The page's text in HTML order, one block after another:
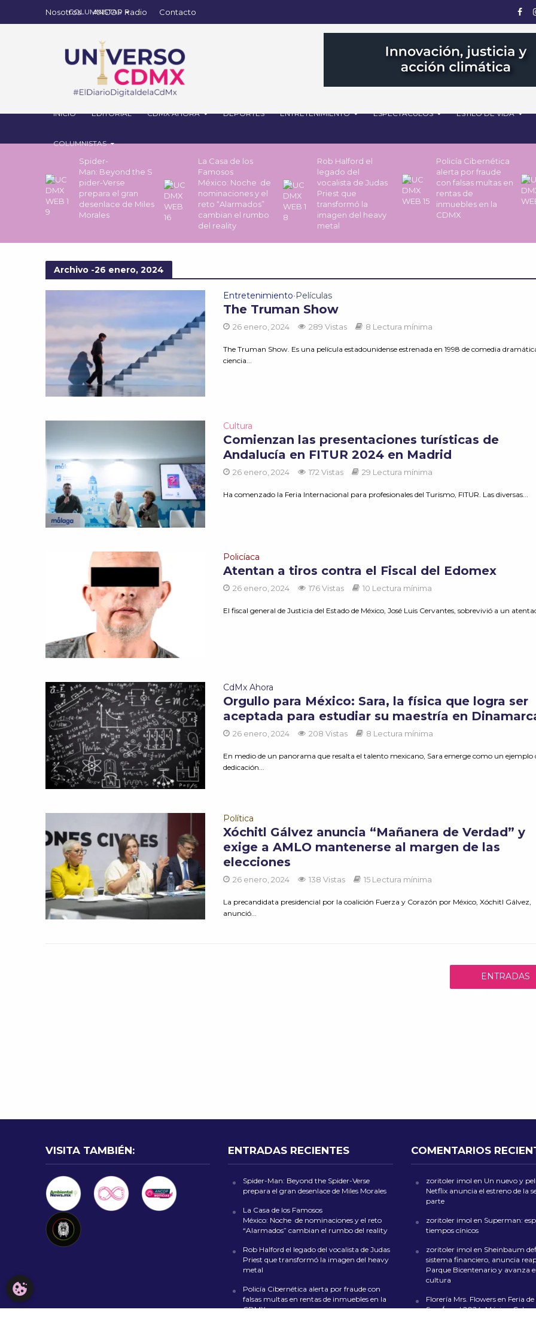
Nosotros ANCOP Radio Contacto
INICIO EDITORIAL CDMX AHORA DEPORTES ENTRETENIMIENTO ESPECTÁCULOS ESTILO DE VIDA
COLUMNISTAS
Spider-
Man: Beyond the S
pider-Verse
prepara el gran
desenlace de Miles
Morales
La Casa de los
Famosos
México: Noche de
nominaciones y el
reto “Alarmados”
cambian el rumbo
del reality
Rob Halford el
legado del
vocalista de Judas
Priest que
transformó la
imagen del heavy
metal
Policía Cibernética
alerta por fraude
con falsas multas en
rentas de
inmuebles en la
CDMX
Archivo -26 enero, 2024
Entretenimiento•Películas
The Truman Show
26 enero, 2024 289 Vistas 8 Lectura mínima
The Truman Show. Es una película estadounidense estrenada en 1998 de comedia
ciencia...
Cultura
Comienzan las presentaciones turísticas de
Andalucía en FITUR 2024 en Madrid
26 enero, 2024 172 Vistas 29 Lectura mínima
Ha comenzado la Feria Internacional para profesionales del Turismo, FITUR. Las diversas...
Policíaca
Atentan a tiros contra el Fiscal del Edomex
26 enero, 2024 176 Vistas 10 Lectura mínima
El fiscal general de Justicia del Estado de México, José Luis Cervantes, sobrevivió a un
CdMx Ahora
Orgullo para México: Sara, la física que logra ser
aceptada para estudiar su maestría en
26 enero, 2024 208 Vistas 8 Lectura mínima
En medio de un panorama que resalta el talento mexicano, Sara emerge como un ejemplo
dedicación...
Política
Xóchitl Gálvez anuncia “Mañanera de Verdad” y
exige a AMLO mantenerse al margen de las
elecciones
26 enero, 2024 138 Vistas 15 Lectura mínima
La precandidata presidencial por la coalición Fuerza y Corazón por México, Xóchitl Gálvez,
anunció...
ENTRADAS
VISITA TAMBIÉN: ENTRADAS RECIENTES
Spider-Man: Beyond the Spider-Verse
prepara el gran desenlace de Miles Morales
La Casa de los Famosos
México: Noche de nominaciones y el reto
“Alarmados” cambian el rumbo del reality
Rob Halford el legado del vocalista de Judas
Priest que transformó la imagen del heavy
metal
Policía Cibernética alerta por fraude con
falsas multas en rentas de inmuebles en la
CDMX
COMENTARIOS
zoritoler imol en Un nuevo y
Netflix anuncia el estreno de la
parte
zoritoler imol en Superman:
tiempos cínicos
zoritoler imol en Sheinbaum
sistema financiero, anuncia
Parque Bicentenario y avanza
cultura
Florería Mrs. Flowers en Feria
San Ángel 2024: Música, Color
CONFIGURACIÓN DE COOKIES